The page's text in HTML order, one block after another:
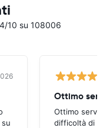
10 su 108006
Ottimo
Ottimo
difficoltà di